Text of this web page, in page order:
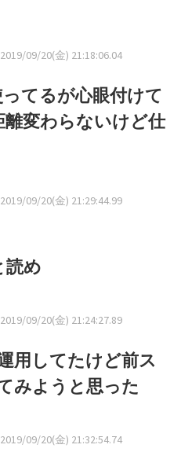
2019/09/20(金) 21:18:06.04
てるが心眼付けて
変わらないけど仕
2019/09/20(金) 21:29:44.99
読め
2019/09/20(金) 21:24:27.89
用してたけど前ス
みようと思った
2019/09/20(金) 21:32:54.74